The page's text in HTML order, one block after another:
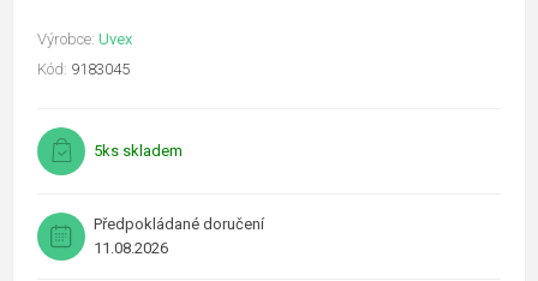
Výrobce: Uvex
Kód: 9183045
5ks skladem
Předpokládané doručení
11.08.2026